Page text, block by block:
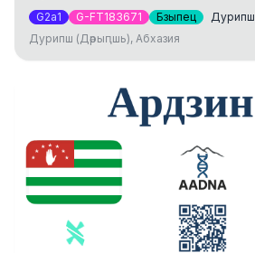
G2a1 G-FT183671 Бзыпец Дурипш
Дурипш (Дәрыԥшь), Абхазия